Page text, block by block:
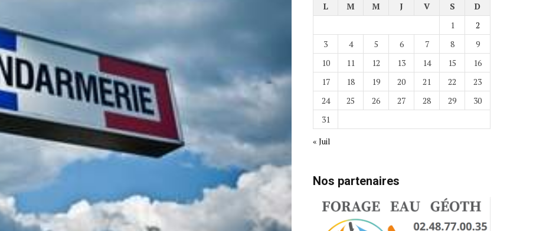
L
M M J V S
D
1
2
3
4 5 6 7 8
9
10
11 12 13 14 15
16
17
18 19 20 21 22
23
24
25 26 27 28 29
30
31
« Juil
Nos partenaires